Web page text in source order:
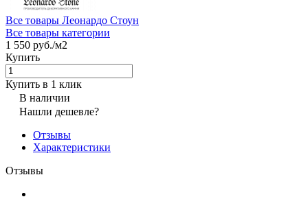
Все товары Леонардо Стоун
Все товары категории
1 550 руб./м2
Купить
Купить в 1 клик
В наличии
Нашли дешевле?
Отзывы
Характеристики
Отзывы